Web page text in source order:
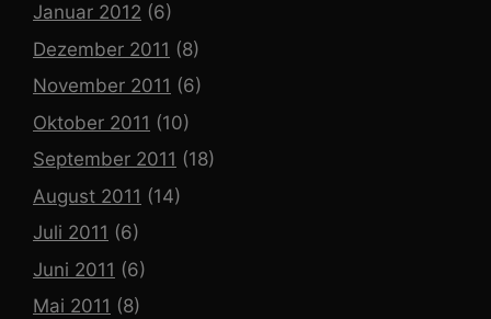
Januar 2012 (6)
Dezember 2011 (8)
November 2011 (6)
Oktober 2011 (10)
September 2011 (18)
August 2011 (14)
Juli 2011 (6)
Juni 2011 (6)
Mai 2011 (8)